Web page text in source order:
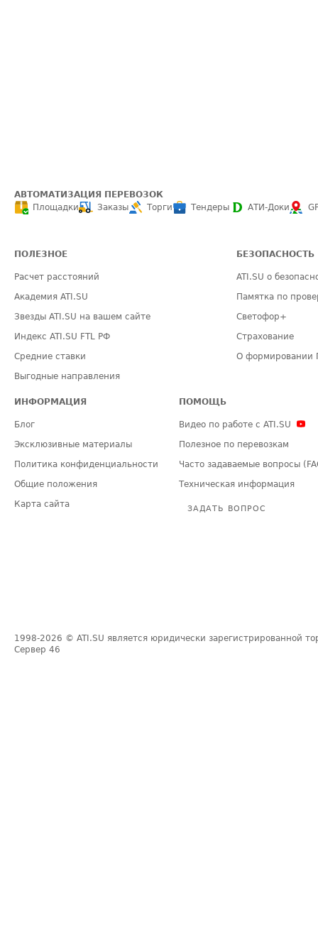
АВТОМАТИЗАЦИЯ ПЕРЕВОЗОК
Площадки
Заказы Торги Тендеры АТИ-Доки
ПОЛЕЗНОЕ
Расчет расстояний
Академия ATI.SU
Звезды ATI.SU на вашем сайте
Индекс ATI.SU FTL РФ
Средние ставки
Выгодные направления
БЕЗОПАСНОСТЬ
ATI.SU о
Памятка по
Светофор+
Страхование
О формировании
ИНФОРМАЦИЯ
Блог
Эксклюзивные материалы
Политика конфиденциальности
Общие положения
Карта сайта
ПОМОЩЬ
Видео по работе с ATI.SU
Полезное по перевозкам
Часто задаваемые вопросы
Техническая информация
ЗАДАТЬ ВОПРОС
1998-2026 © ATI.SU является юридически зарегистрированной
Сервер 46